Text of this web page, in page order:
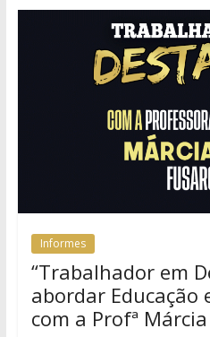
Informes
“Trabalhador em
abordar Educação
com a Profª